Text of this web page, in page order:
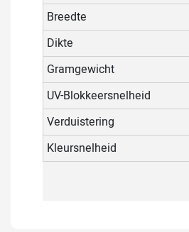
Breedte
Dikte
Gramgewicht
UV-Blokkeersnelheid
Verduistering
Kleursnelheid